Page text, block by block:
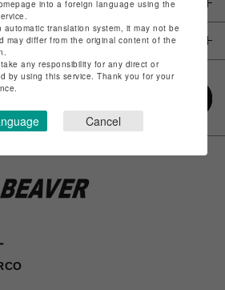
into a foreign language using the
automatic translation system, it may not be
may differ from the original content of the
any responsibility for any direct or
by using this service. Thank you for your
Cancel